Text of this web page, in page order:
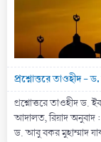
প্রশ্নোত্তরে তাওহীদ -
প্রশ্নোত্তরে তাওহীদ ড.
আদালত, রিয়াদ অনুবাদ
ড. আবু বকর মুহাম্মাদ